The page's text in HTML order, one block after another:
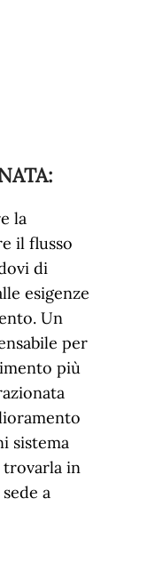
:
la
il flusso
di
esigenze
Un
per
più
sistema
in
a